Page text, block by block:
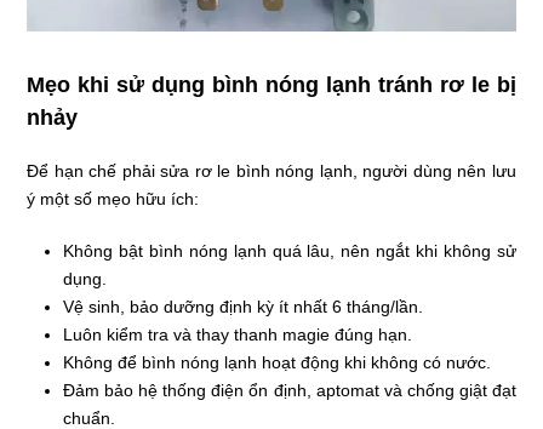
Mẹo khi sử dụng bình nóng lạnh tránh rơ le bị
nhảy
Để hạn chế phải sửa rơ le bình nóng lạnh, người dùng nên lưu
ý một số mẹo hữu ích:
Không bật bình nóng lạnh quá lâu, nên ngắt khi không sử
dụng.
Vệ sinh, bảo dưỡng định kỳ ít nhất 6 tháng/lần.
Luôn kiểm tra và thay thanh magie đúng hạn.
Không để bình nóng lạnh hoạt động khi không có nước.
Đảm bảo hệ thống điện ổn định, aptomat và chống giật đạt
chuẩn.